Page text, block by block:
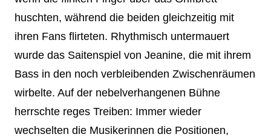
huschten, während die beiden gleichzeitig mit
ihren Fans flirteten. Rhythmisch untermauert
wurde das Saitenspiel von Jeanine, die mit ihrem
Bass in den noch verbleibenden Zwischenräumen
wirbelte. Auf der nebelverhangenen Bühne
herrschte reges Treiben: Immer wieder
wechselten die Musikerinnen die Positionen,